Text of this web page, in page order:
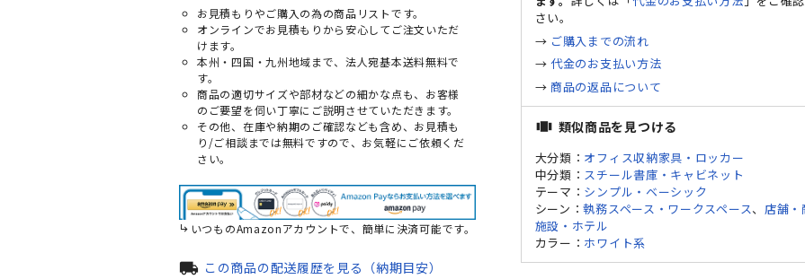
お見積もりやご購入の為の商品リストです。
オンラインでお見積もりから安心してご注文いただ
けます。
本州・四国・九州地域まで、法人宛基本送料無料で
す。
商品の適切サイズや部材などの細かな点も、お客様
のご要望を伺い丁寧にご説明させていただきます。
その他、在庫や納期のご確認なども含め、お見積も
り/ご相談までは無料ですので、お気軽にご依頼くだ
さい。
いつものAmazonアカウントで、簡単に決済可能です。
local_shipping この商品の配送履歴を見る（納期目安）
さい。
→ ご購入までの流れ
→代金のお支払い方法
→ 商品の返品について
view_carousel 類似商品を見つける
大分類： オフィス収納家具・ロッカー
中分類： スチール書庫・キャビネット
テーマ： シンプル・ベーシック
シーン：執務スペース・ワークスペース、 店舗・
施設・ホテル
カラー： ホワイト系